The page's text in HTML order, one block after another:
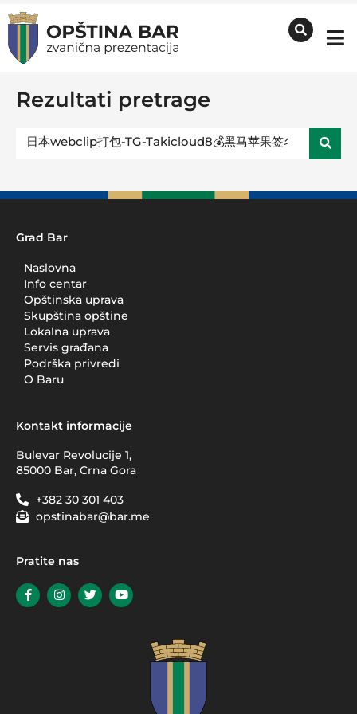
Rezultati pretrage
Grad Bar
Naslovna
Info centar
Opštinska uprava
Skupština opštine
Lokalna uprava
Servis građana
Podrška privredi
O Baru
Kontakt informacije
Bulevar Revolucije 1,
85000 Bar, Crna Gora
+382 30 301 403
opstinabar@bar.me
Pratite nas